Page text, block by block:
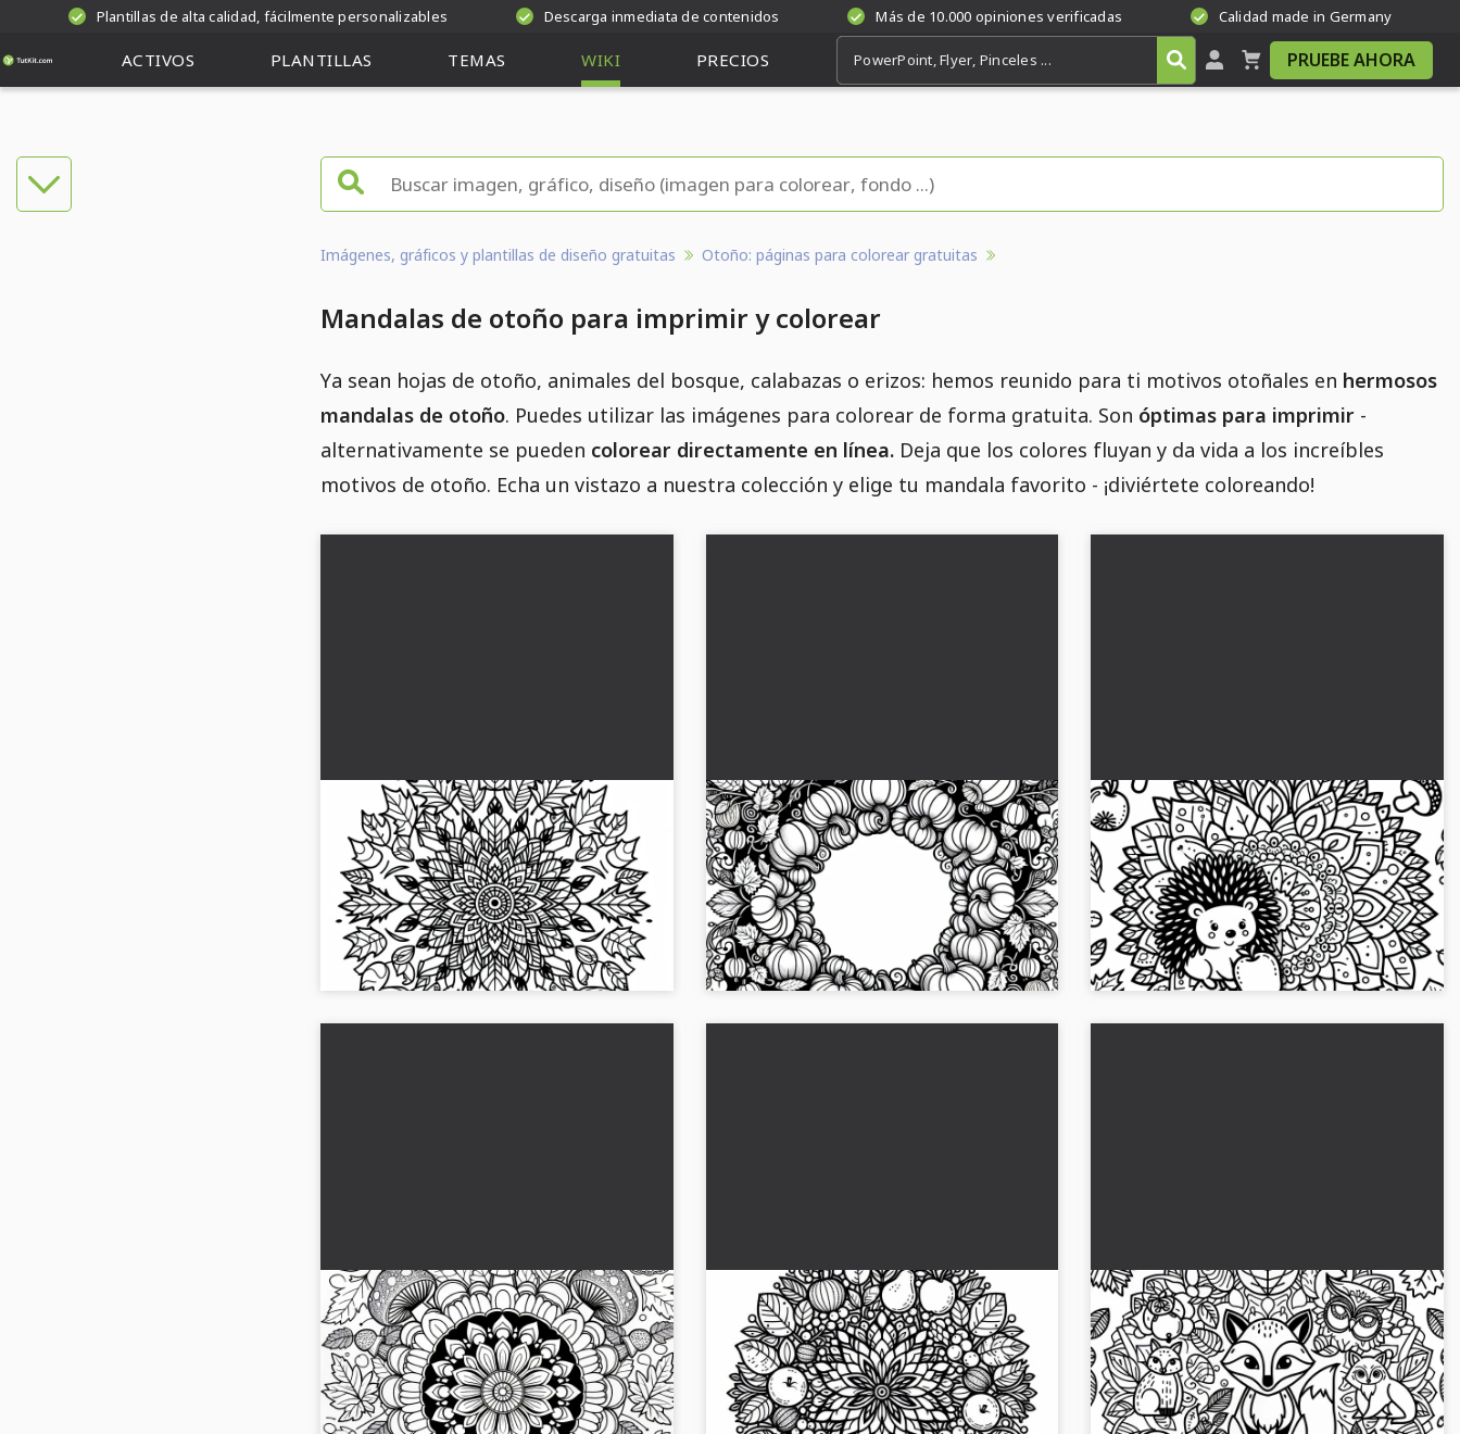
Plantillas de alta calidad, fácilmente personalizables Descarga inmediata de contenidos Más de 10.000 opiniones verificadas Calidad made in Germany
ACTIVOS PLANTILLAS TEMAS WIKI PRECIOS PRUEBE AHORA
Imágenes, gráficos y plantillas de diseño gratuitas Otoño: páginas para colorear gratuitas
Mandalas de otoño para imprimir y colorear
Ya sean hojas de otoño, animales del bosque, calabazas o erizos: hemos reunido para ti motivos otoñales en hermosos
mandalas de otoño. Puedes utilizar las imágenes para colorear de forma gratuita. Son óptimas para imprimir -
alternativamente se pueden colorear directamente en línea. Deja que los colores fluyan y da vida a los increíbles
motivos de otoño. Echa un vistazo a nuestra colección y elige tu mandala favorito - ¡diviértete coloreando!
Plantilla de colorear mandala de
hojas de otoño gratis
Diseña la creativa imagen para colorear de
otoño con hojas de colores. Descárgala gratis y
deja volar tu imaginación...
Dibujo para colorear de mandala de
calabaza gratis otoño
¡Creatividad para el otoño! Descarga ahora
nuestra imagen para colorear de mandala de
calabaza de forma gratuita y descubre la
alegría de colorear...
Plantilla para colorear mandala de
erizo otoño gratis
Consigue la plantilla de mandala de erizo para
el otoño y descárgala gratis. ¡Ahora sé creativo
y colorea!...
Mandala para colorear de hongos
para el otoño - Disponible de forma
gratuita
¡Consigue el mandala de setas para el otoño!
Descarga ahora la imagen para colorear de
forma gratuita y añade color al juego...
Imágenes para colorear de
mandalas de frutas de otoño
gratuitas
La imagen para colorear con frutas de otoño
en diseño de mandala te está esperando.
¡Descárgala gratis ahora!...
Animales del bosque mandala para
colorear otoño gratis
Esta creativa imagen para colorear muestra
encantadores animales del bosque en un
mandala otoñal. ¡Consigue la imagen gratuita